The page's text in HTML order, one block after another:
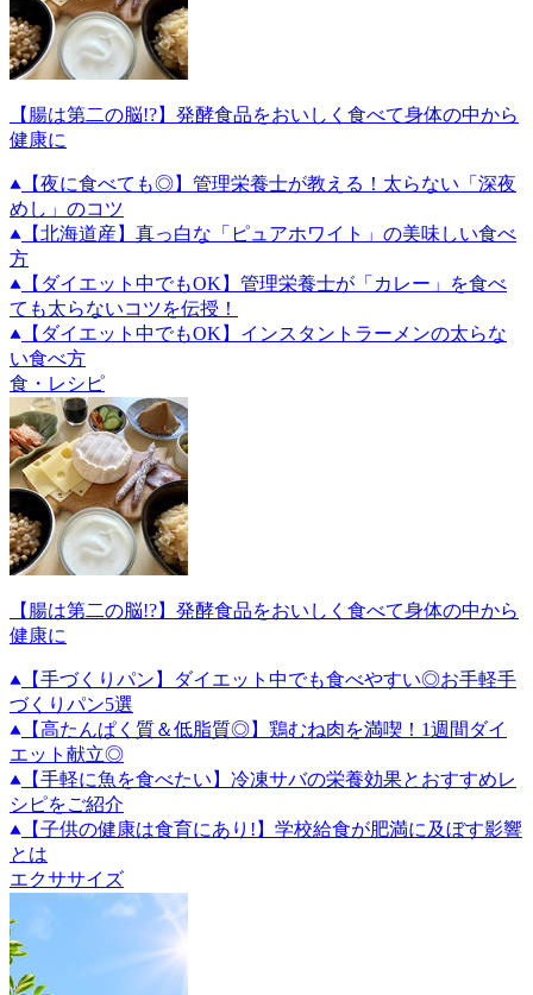
【腸は第二の脳!?】発酵食品をおいしく食べて身体の中から
健康に
【夜に食べても◎】管理栄養士が教える！太らない「深夜
めし」のコツ
【北海道産】真っ白な「ピュアホワイト」の美味しい食べ
方
【ダイエット中でもOK】管理栄養士が「カレー」を食べ
ても太らないコツを伝授！
【ダイエット中でもOK】インスタントラーメンの太らな
い食べ方
食・レシピ
【腸は第二の脳!?】発酵食品をおいしく食べて身体の中から
健康に
【手づくりパン】ダイエット中でも食べやすい◎お手軽手
づくりパン5選
【高たんぱく質＆低脂質◎】鶏むね肉を満喫！1週間ダイ
エット献立◎
【手軽に魚を食べたい】冷凍サバの栄養効果とおすすめレ
シピをご紹介
【子供の健康は食育にあり!】学校給食が肥満に及ぼす影響
とは
エクササイズ